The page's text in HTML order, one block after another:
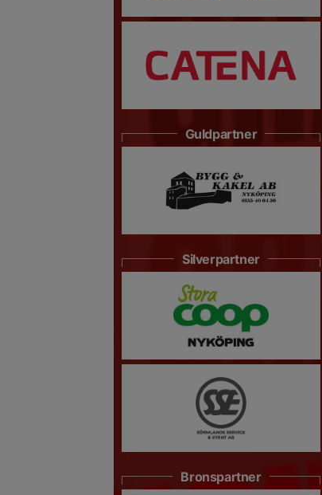
Guldpartner
Silverpartner
Bronspartner